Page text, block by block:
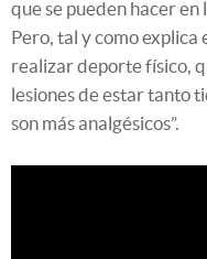
que se pueden hacer en
Pero, tal y como explica
realizar deporte físico,
lesiones de estar tanto
son más analgésicos”.